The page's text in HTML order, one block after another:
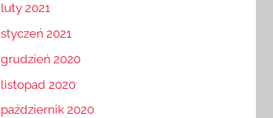
luty 2021
styczeń 2021
grudzień 2020
listopad 2020
październik 2020